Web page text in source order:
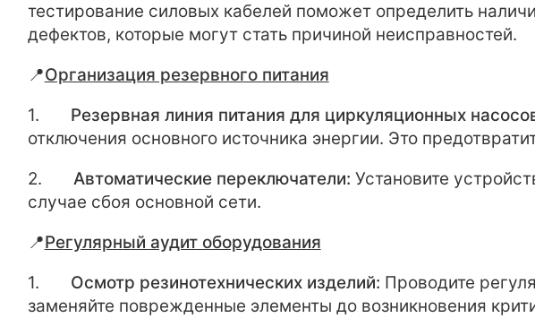
тестирование силовых кабелей поможет определить
дефектов, которые могут стать причиной неисправностей.
📍Организация резервного питания
1. Резервная линия питания для циркуляционных
отключения основного источника энергии. Это
2. Автоматические переключатели: Установите
случае сбоя основной сети.
📍Регулярный аудит оборудования
1. Осмотр резинотехнических изделий: Проводите
заменяйте поврежденные элементы до возникновения